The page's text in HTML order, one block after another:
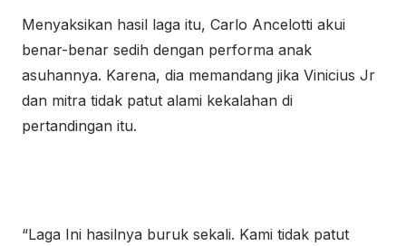
Menyaksikan hasil laga itu, Carlo Ancelotti akui
benar-benar sedih dengan performa anak
asuhannya. Karena, dia memandang jika Vinicius Jr
dan mitra tidak patut alami kekalahan di
pertandingan itu.
“Laga Ini hasilnya buruk sekali. Kami tidak patut